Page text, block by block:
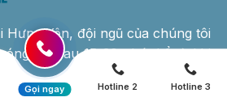
Hưng Yên, đội ngũ của chúng tôi
chỉ sau 15-30 phút kể từ khi
Gọi ngay Hotline 2 Hotline 3